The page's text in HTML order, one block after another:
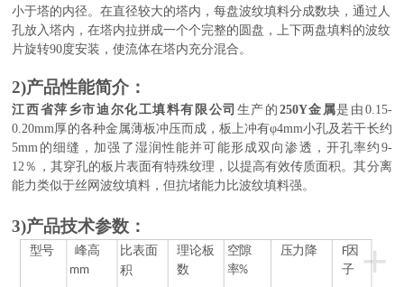
小于塔的内径。在直径较大的塔内，每盘波纹填料分成数块，通过人
孔放入塔内，在塔内拉拼成一个个完整的圆盘，上下两盘填料的波纹
片旋转90度安装，使流体在塔内充分混合。
2)产品性能简介：
江西省萍乡市迪尔化工填料有限公司 生产的 250Y金属是由0.15-
0.20mm厚的各种金属薄板冲压而成，板上冲有φ4mm小孔及若干长约
5mm的细缝，加强了湿润性能并可能形成双向渗透，开孔率约9-
12％，其穿孔的板片表面有特殊纹理，以提高有效传质面积。其分离
能力类似于丝网波纹填料，但抗堵能力比波纹填料强。
3)产品技术参数 ：
+
型号
峰高
mm
比表面
积
理论板
数
空隙
率%
压力降
F因
子